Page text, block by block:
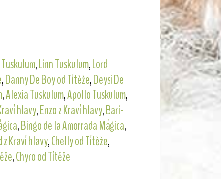
,Linn Tuskulum,Lord
,Danny De Boy od Títěže,Deysi De
,Alexia Tuskulum,Apollo Tuskulum,
hlavy,Enzo z Kraví hlavy,Bari-
,Bingo de la Amorrada Mágica,
z Kraví hlavy,Chelly od Títěže,
,Chyro od Títěže